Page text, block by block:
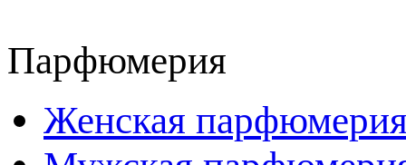
Парфюмерия
Женская